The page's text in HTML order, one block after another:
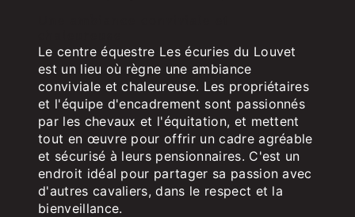
Le centre équestre Les écuries du Louvet
est un lieu où règne une ambiance
conviviale et chaleureuse. Les propriétaires
et l'équipe d'encadrement sont passionnés
par les chevaux et l'équitation, et mettent
tout en œuvre pour offrir un cadre agréable
et sécurisé à leurs pensionnaires. C'est un
endroit idéal pour partager sa passion avec
d'autres cavaliers, dans le respect et la
bienveillance.